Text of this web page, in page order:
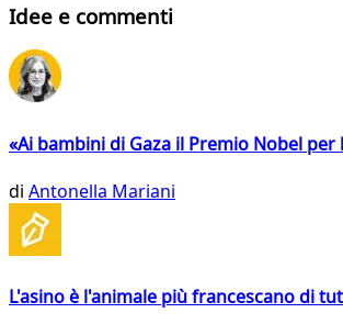
Idee e commenti
«Ai bambini di Gaza il Premio Nobel per
di Antonella Mariani
L'asino è l'animale più francescano di